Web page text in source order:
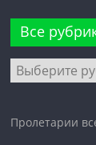
Все
Все
рубрики
Пролетарии